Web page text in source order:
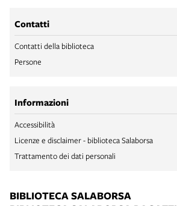
Contatti
Contatti della biblioteca
Persone
Informazioni
Accessibilità
Licenze e disclaimer - biblioteca Salaborsa
Trattamento dei dati personali
BIBLIOTECA SALABORSA